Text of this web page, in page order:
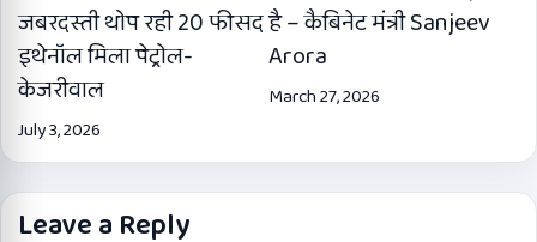
जबरदस्ती थोप रही 20 फीसद
इथेनॉल मिला पेट्रोल-
केजरीवाल
July 3, 2026
है – कैबिनेट मंत्री Sanjeev
Arora
March 27, 2026
Leave a Reply